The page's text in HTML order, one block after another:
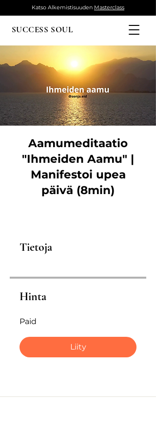
SUCCESS SOUL
Katso Alkemistisuuden Masterclass
Aamumeditaatio
"Ihmeiden Aamu" |
Manifestoi upea
päivä (8min)
Tietoja
Hinta
Paid
Liity